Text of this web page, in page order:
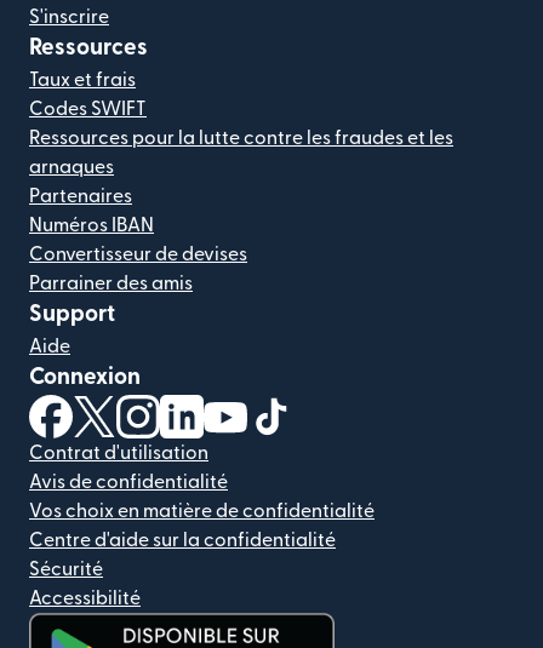
S'inscrire
Ressources
Taux et frais
Codes SWIFT
Ressources pour la lutte contre les fraudes et les
arnaques
Partenaires
Numéros IBAN
Convertisseur de devises
Parrainer des amis
Support
Aide
Connexion
(s'ouvre dans une nouvelle fenêtre)
(s'ouvre dans une nouvelle fenêtre)
(s'ouvre dans une nouvelle fenêtre)
(s'ouvre dans une nouvelle fenêtre)
(s'ouvre dans une nouvelle
Contrat d'utilisation
Avis de confidentialité
Vos choix en matière de confidentialité
Centre d'aide sur la confidentialité
Sécurité
Accessibilité